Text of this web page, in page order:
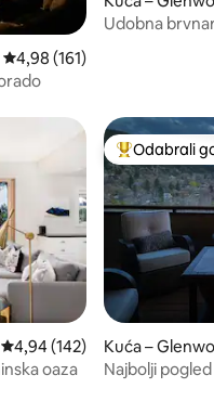
Prosječna ocjena: 4,98/5,
4,98 (161)
Udobna
Prosječna ocjena: 4,94/5,
4,94 (142)
oaza
Među
Odabrali
Kuća –
Najbolji
masažna kada